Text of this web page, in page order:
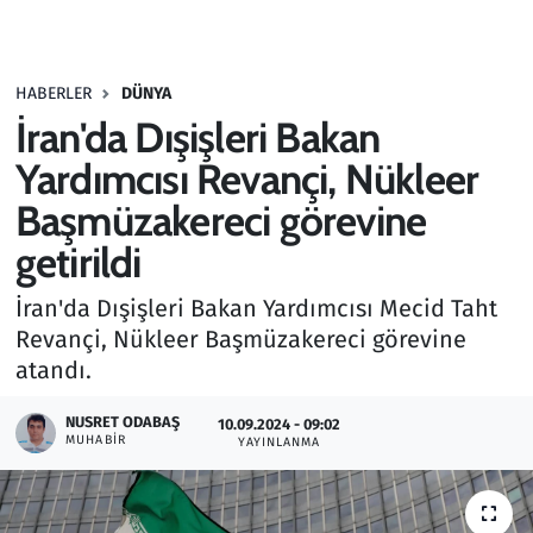
HABERLER DÜNYA
İran'da Dışişleri Bakan
Yardımcısı Revançi, Nükleer
Başmüzakereci görevine
getirildi
İran'da Dışişleri Bakan Yardımcısı Mecid Taht
Revançi, Nükleer Başmüzakereci görevine
atandı.
NUSRET ODABAŞ
MUHABIR
10.09.2024 - 09:02
YAYINLANMA
Haber
Kültür Sanat
Kurumsal Haberler
Lezzet Durağı
Memur ve Kamu
Oyun
Ramazan